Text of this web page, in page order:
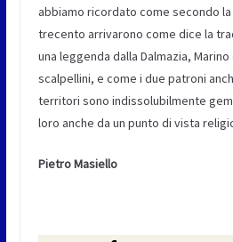
abbiamo ricordato come secondo
trecento arrivarono come dice la
una leggenda dalla Dalmazia,
scalpellini, e come i due patroni
territori sono indissolubilmente
loro anche da un punto di vista
Pietro Masiello